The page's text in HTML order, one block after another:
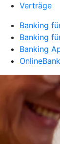
Verträge
Banking
Banking
Banking